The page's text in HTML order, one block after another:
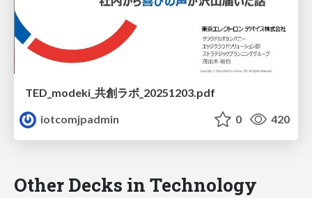
TED_modeki_共創ラボ_20251203.pdf
iotcomjpadmin
0 420
Other Decks in Technology